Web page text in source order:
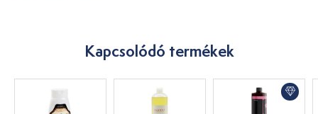
Kapcsolódó termékek